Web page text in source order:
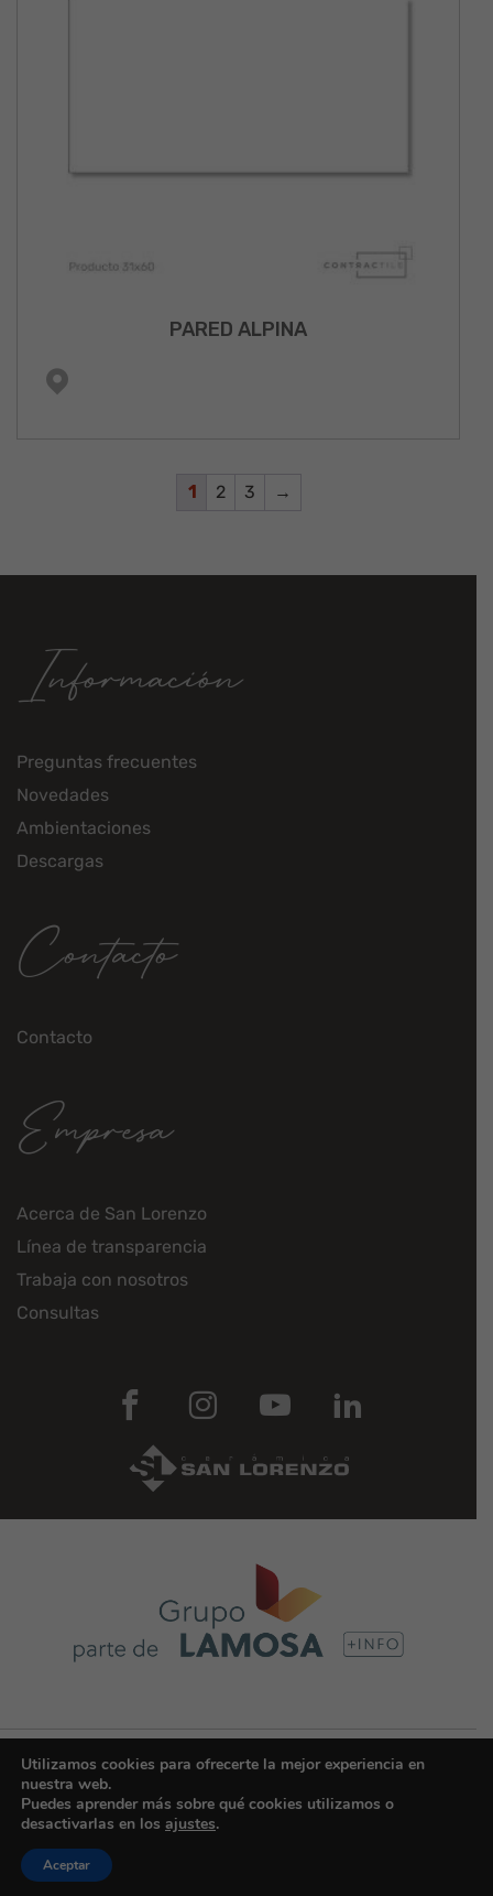
PARED ALPINA
1 2 3 →
Información
Preguntas frecuentes
Novedades
Ambientaciones
Descargas
Contacto
Contacto
Empresa
Acerca de San Lorenzo
Línea de transparencia
Trabaja con nosotros
Consultas
© Copyright 2025 | CERÁMICA SAN LORENZO COLOMBIA - Grupo Lamosa |
Todos los derechos reservados -
Cerámica San Lorenzo Argentina
Cordillera
|
Utilizamos cookies para ofrecerte la mejor experiencia en
nuestra web.
Puedes aprender más sobre qué cookies utilizamos o
desactivarlas en los ajustes.
Aceptar